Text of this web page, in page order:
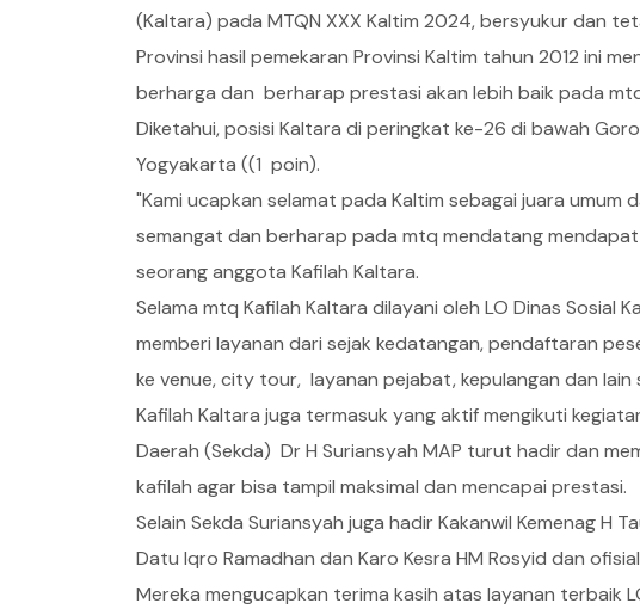
(Kaltara) pada MTQN XXX Kaltim 2024, bersyukur dan
Provinsi hasil pemekaran Provinsi Kaltim tahun 2012 ini
berharga dan berharap prestasi akan lebih baik pada
Diketahui, posisi Kaltara di peringkat ke-26 di bawah
Yogyakarta ((1 poin).
"Kami ucapkan selamat pada Kaltim sebagai juara umum
semangat dan berharap pada mtq mendatang
seorang anggota Kafilah Kaltara.
Selama mtq Kafilah Kaltara dilayani oleh LO Dinas Sosial
memberi layanan dari sejak kedatangan, pendaftaran
ke venue, city tour, layanan pejabat, kepulangan dan lain
Kafilah Kaltara juga termasuk yang aktif mengikuti
Daerah (Sekda) Dr H Suriansyah MAP turut hadir dan
kafilah agar bisa tampil maksimal dan mencapai prestasi.
Selain Sekda Suriansyah juga hadir Kakanwil Kemenag H
Datu Iqro Ramadhan dan Karo Kesra HM Rosyid dan
Mereka mengucapkan terima kasih atas layanan terbaik